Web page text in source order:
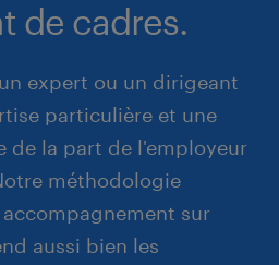
de cadres.
expert ou un dirigeant
particulière et une
de la part de l'employeur
méthodologie
sur
aussi bien les